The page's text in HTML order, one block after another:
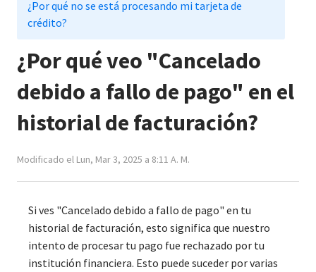
¿Por qué no se está procesando mi tarjeta de
crédito?
¿Por qué veo "Cancelado
debido a fallo de pago" en el
historial de facturación?
Modificado el Lun, Mar 3, 2025 a 8:11 A. M.
Si ves "Cancelado debido a fallo de pago" en tu
historial de facturación, esto significa que nuestro
intento de procesar tu pago fue rechazado por tu
institución financiera. Esto puede suceder por varias